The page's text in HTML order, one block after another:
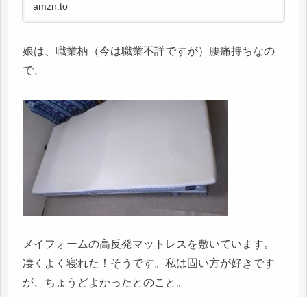
amzn.to
娘は、職業柄（今は職業不詳ですが）腰痛持ちなの
で、
メイフォームの高反発マットレスを敷いています。
凄くよく寝れた！そうです。私は固い方が好きです
が、ちょうどよかったとのこと。